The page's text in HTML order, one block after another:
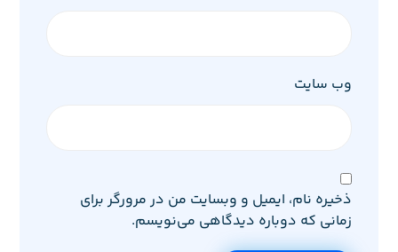
وب‌ سایت
ذخیره نام، ایمیل و وبسایت من در مرورگر برای
زمانی که دوباره دیدگاهی می‌نویسم.